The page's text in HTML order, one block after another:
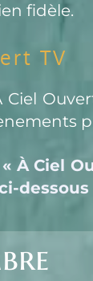
fidèle.
TV
À Ciel